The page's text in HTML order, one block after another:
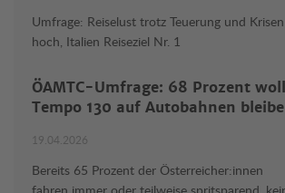
Umfrage: Reiselust trotz Teuerung und Krisen
hoch, Italien Reiseziel Nr. 1
ÖAMTC-Umfrage: 68 Prozent
Tempo 130 auf Autobahnen
19.04.2026
Bereits 65 Prozent der Österreicher:innen